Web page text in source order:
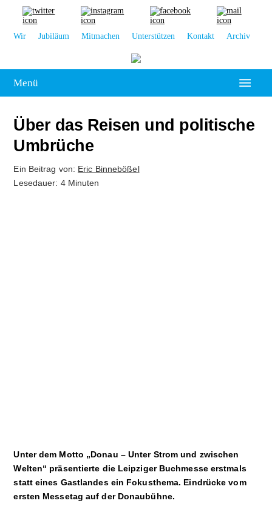
Wir Jubiläum Mitmachen Unterstützen Kontakt Archiv
Menü
Leipzig
Kolumne
Über das Reisen und politische
Umbrüche
Ein Beitrag von: Eric Binnebößel
Lesedauer: 4 Minuten
Unter dem Motto „Donau – Unter Strom und zwischen
Welten“ präsentierte die Leipziger Buchmesse erstmals
statt eines Gastlandes ein Fokusthema. Eindrücke vom
ersten Messetag auf der Donaubühne.